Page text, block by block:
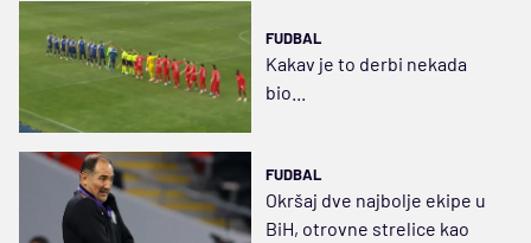
FUDBAL
Kakav je to derbi nekada
bio...
FUDBAL
Okršaj dve najbolje ekipe u
BiH, otrovne strelice kao